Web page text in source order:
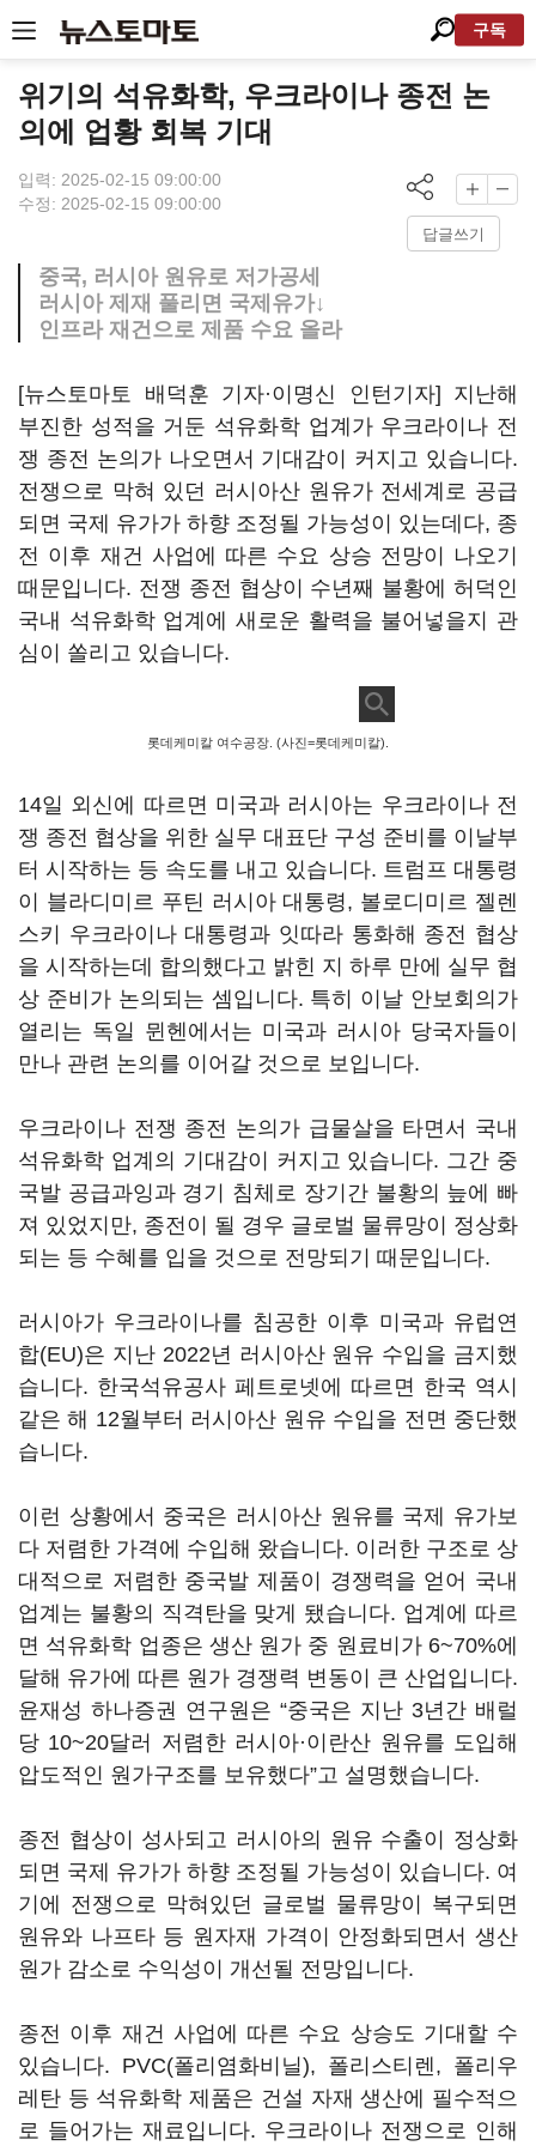
구독
위기의 석유화학, 우크라이나 종전 논
의에 업황 회복 기대
입력: 2025-02-15 09:00:00
수정: 2025-02-15 09:00:00
답글쓰기
중국, 러시아 원유로 저가공세
러시아 제재 풀리면 국제유가↓
인프라 재건으로 제품 수요 올라
[뉴스토마토 배덕훈 기자·이명신 인턴기자] 지난해
부진한 성적을 거둔 석유화학 업계가 우크라이나 전
쟁 종전 논의가 나오면서 기대감이 커지고 있습니다.
전쟁으로 막혀 있던 러시아산 원유가 전세계로 공급
되면 국제 유가가 하향 조정될 가능성이 있는데다, 종
전 이후 재건 사업에 따른 수요 상승 전망이 나오기
때문입니다. 전쟁 종전 협상이 수년째 불황에 허덕인
국내 석유화학 업계에 새로운 활력을 불어넣을지 관
심이 쏠리고 있습니다.
롯데케미칼 여수공장. (사진=롯데케미칼).
14일 외신에 따르면 미국과 러시아는 우크라이나 전
쟁 종전 협상을 위한 실무 대표단 구성 준비를 이날부
터 시작하는 등 속도를 내고 있습니다. 트럼프 대통령
이 블라디미르 푸틴 러시아 대통령, 볼로디미르 젤렌
스키 우크라이나 대통령과 잇따라 통화해 종전 협상
을 시작하는데 합의했다고 밝힌 지 하루 만에 실무 협
상 준비가 논의되는 셈입니다. 특히 이날 안보회의가
열리는 독일 뮌헨에서는 미국과 러시아 당국자들이
만나 관련 논의를 이어갈 것으로 보입니다.
우크라이나 전쟁 종전 논의가 급물살을 타면서 국내
석유화학 업계의 기대감이 커지고 있습니다. 그간 중
국발 공급과잉과 경기 침체로 장기간 불황의 늪에 빠
져 있었지만, 종전이 될 경우 글로벌 물류망이 정상화
되는 등 수혜를 입을 것으로 전망되기 때문입니다.
러시아가 우크라이나를 침공한 이후 미국과 유럽연
합(EU)은 지난 2022년 러시아산 원유 수입을 금지했
습니다. 한국석유공사 페트로넷에 따르면 한국 역시
같은 해 12월부터 러시아산 원유 수입을 전면 중단했
습니다.
이런 상황에서 중국은 러시아산 원유를 국제 유가보
다 저렴한 가격에 수입해 왔습니다. 이러한 구조로 상
대적으로 저렴한 중국발 제품이 경쟁력을 얻어 국내
업계는 불황의 직격탄을 맞게 됐습니다. 업계에 따르
면 석유화학 업종은 생산 원가 중 원료비가 6~70%에
달해 유가에 따른 원가 경쟁력 변동이 큰 산업입니다.
윤재성 하나증권 연구원은 “중국은 지난 3년간 배럴
당 10~20달러 저렴한 러시아·이란산 원유를 도입해
압도적인 원가구조를 보유했다”고 설명했습니다.
종전 협상이 성사되고 러시아의 원유 수출이 정상화
되면 국제 유가가 하향 조정될 가능성이 있습니다. 여
기에 전쟁으로 막혀있던 글로벌 물류망이 복구되면
원유와 나프타 등 원자재 가격이 안정화되면서 생산
원가 감소로 수익성이 개선될 전망입니다.
종전 이후 재건 사업에 따른 수요 상승도 기대할 수
있습니다. PVC(폴리염화비닐), 폴리스티렌, 폴리우
레탄 등 석유화학 제품은 건설 자재 생산에 필수적으
로 들어가는 재료입니다. 우크라이나 전쟁으로 인해